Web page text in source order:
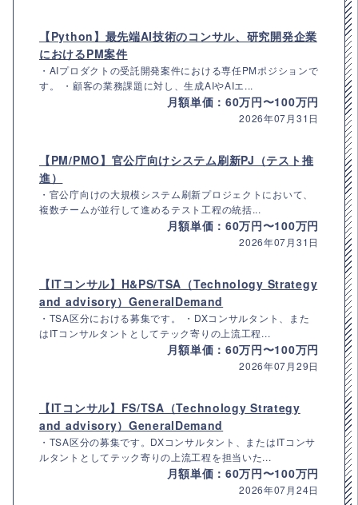
【Python】最先端AI技術のコンサル、研究開発企業
におけるPM案件
・AIプロダクトの受託開発案件における専任PMポジションで
す。 ・顧客の業務課題に対し、生成AIやAIエ...
月額単価：60万円〜100万円
2026年07月31日
【PM/PMO】官公庁向けシステム刷新PJ（テスト推
進）
・官公庁向けの大規模システム刷新プロジェクトにおいて、
複数チームが並行して進めるテスト工程の統括...
月額単価：60万円〜100万円
2026年07月31日
【ITコンサル】H&PS/TSA（Technology Strategy
and advisory）GeneralDemand
・TSA区分における募集です。 ・DXコンサルタント、また
はITコンサルタントとしてテック寄りの上流工程...
月額単価：60万円〜100万円
2026年07月29日
【ITコンサル】FS/TSA（Technology Strategy
and advisory）GeneralDemand
・TSA区分の募集です。DXコンサルタント、またはITコンサ
ルタントとしてテック寄りの上流工程を担当いた...
月額単価：60万円〜100万円
2026年07月24日